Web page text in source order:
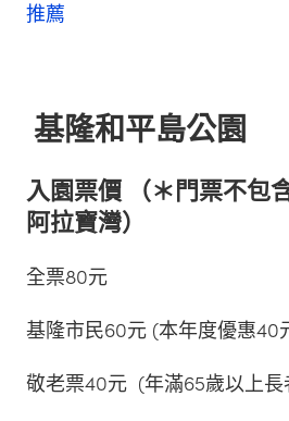
推薦
基隆和平島公園
入園票價 （＊門票不包
阿拉寶灣）
全票80元
基隆市民60元 (本年度優惠40
敬老票40元 (年滿65歲以上